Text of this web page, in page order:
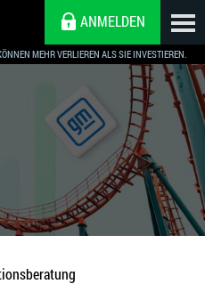
MEHR VERLIEREN ALS SIE INVESTIEREN.
ANMELDEN